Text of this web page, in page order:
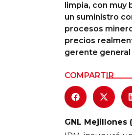
Columnas de Opinión
Calendario de Eventos
limpia, con muy
un suministro
procesos
precios
gerente general
COMPARTIR
GNL Mejillones